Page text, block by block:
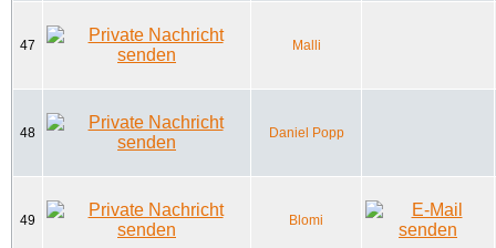
47 Malli
48 Daniel Popp
49 Blomi